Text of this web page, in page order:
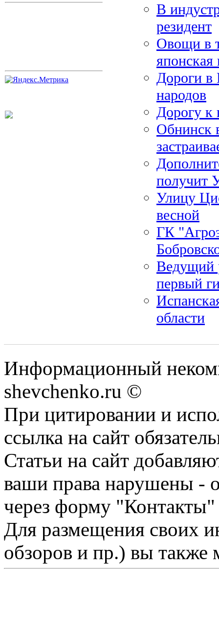
В
резидент
Овощи в
японская
Дороги в
народов
Дорогу к
Обнинск
получит
Улицу
весной
ГК
Ведущий
первый
области
Информационный
shevchenko.ru ©
При цитировании и
ссылка на сайт
Статьи на сайт
ваши права нарушены -
через форму "Контакты"
Для размещения своих
обзоров и пр.) вы также